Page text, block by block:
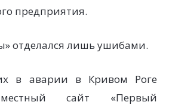
предприятия.
отделался лишь ушибами.
в аварии в Кривом Роге
местный сайт «Первый